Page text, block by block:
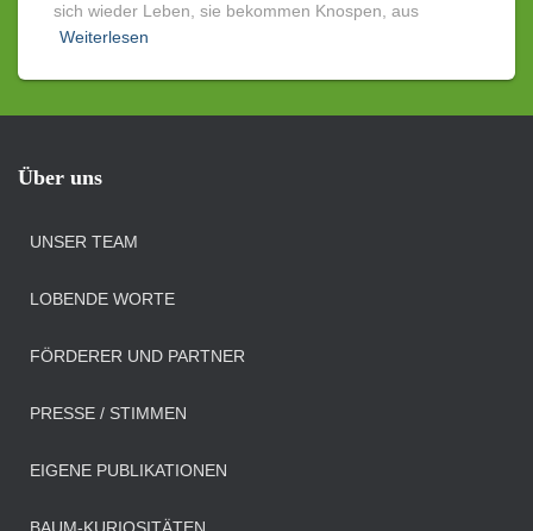
sich wieder Leben, sie bekommen Knospen, aus
Weiterlesen
Über uns
UNSER TEAM
LOBENDE WORTE
FÖRDERER UND PARTNER
PRESSE / STIMMEN
EIGENE PUBLIKATIONEN